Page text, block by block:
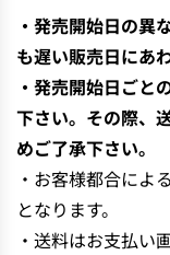
・発売開始日の異
も遅い販売日にあ
・発売開始日ごと
下さい。その際、
めご了承下さい。
・お客様都合によ
となります。
・送料はお支払い